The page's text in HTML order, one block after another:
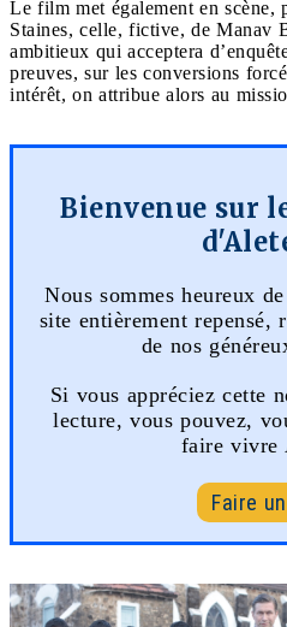
Le film met également en scène,
Staines, celle, fictive, de Manav
ambitieux qui acceptera
preuves, sur les conversions
intérêt, on attribue alors au
Bienvenue sur
Nous sommes heureux
site entièrement repensé,
de nos
Si vous appréciez cette
lecture, vous pouvez,
faire vivre
Faire